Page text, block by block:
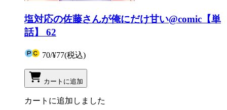
塩対応の佐藤さんが俺にだけ甘い@comic【単
話】 62
70/¥77(税込)
カートに追加
カートに追加しました